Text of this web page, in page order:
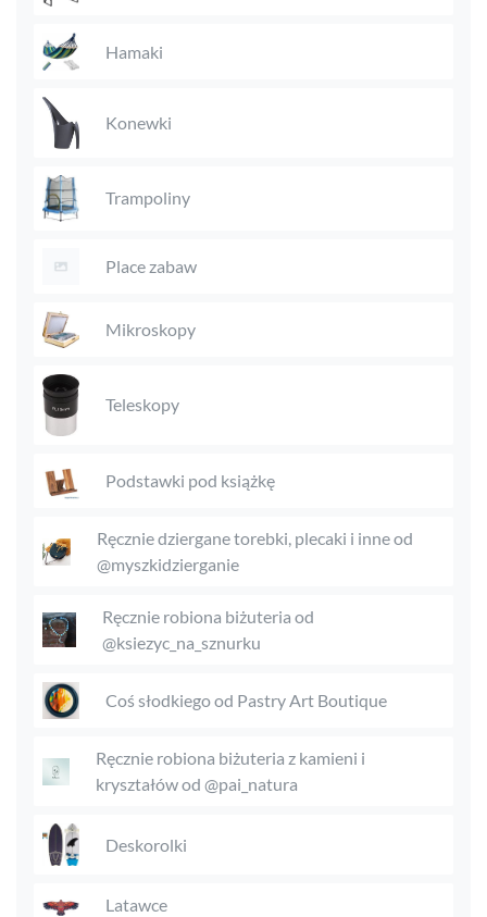
Hamaki
Konewki
Trampoliny
Place zabaw
Mikroskopy
Teleskopy
Podstawki pod książkę
Ręcznie dziergane torebki, plecaki i inne od
@myszkidzierganie
Ręcznie robiona biżuteria od
@ksiezyc_na_sznurku
Coś słodkiego od Pastry Art Boutique
Ręcznie robiona biżuteria z kamieni i
kryształów od @pai_natura
Deskorolki
Latawce